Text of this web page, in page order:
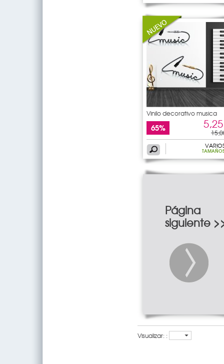
Vinilo decorativo musica
65%
Página
siguiente
Visualizar: :